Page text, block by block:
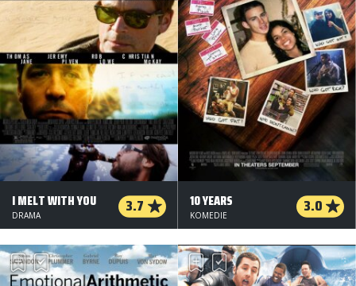
I MELT WITH YOU 3.7
DRAMA
10 YEARS 3.0
KOMEDIE